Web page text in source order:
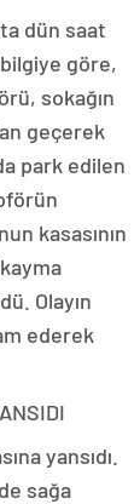
dün saat
göre,
sokağın
geçerek
park edilen
kasasının
Olayın
ederek
yansıdı.
sağa